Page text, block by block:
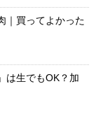
｜買ってよかった
は生でもOK？加